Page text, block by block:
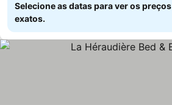
Selecione as datas para ver os preços
exatos.